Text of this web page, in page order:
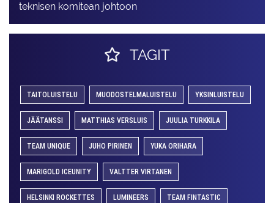
teknisen komitean johtoon
TAGIT
TAITOLUISTELU MUODOSTELMALUISTELU YKSINLUISTELU
JÄÄTANSSI MATTHIAS VERSLUIS JUULIA TURKKILA
TEAM UNIQUE JUHO PIRINEN YUKA ORIHARA
MARIGOLD ICEUNITY VALTTER VIRTANEN
HELSINKI ROCKETTES LUMINEERS TEAM FINTASTIC